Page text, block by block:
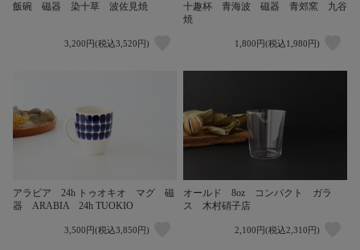
飯碗 磁器 染十草 波佐見焼
3,200円(税込3,520円)
十趣杯 青海波 磁器 青郊窯 九谷
焼
1,800円(税込1,980円)
アラビア 24h トゥオキオ マグ 磁
器 ARABIA 24h TUOKIO
3,500円(税込3,850円)
オールド 8oz コンパクト ガラ
ス 木村硝子店
2,100円(税込2,310円)